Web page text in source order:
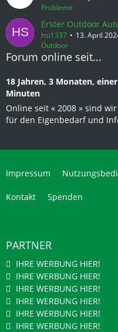
Probleme
Erster Outdoor
hsi1337
13. April
Outdoor
Forum online seit...
18 Jahren, 3 Monaten,
Minuten
Online seit « 2008 » sind
für den Eigenbedarf und
Impressum
Kontakt Spenden
PARTNER
IHRE WERBUNG HIER!
IHRE WERBUNG HIER!
IHRE WERBUNG HIER!
IHRE WERBUNG HIER!
IHRE WERBUNG HIER!
IHRE WERBUNG HIER!